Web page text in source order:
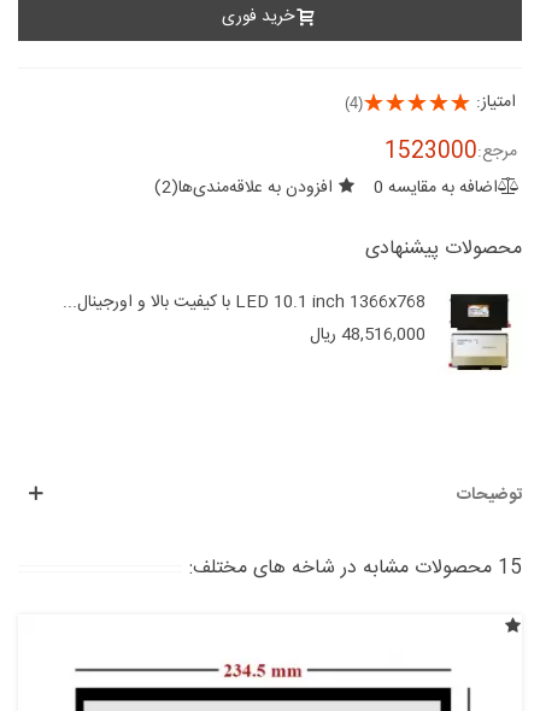
خرید فوری
امتیاز: (4)
مرجع:1523000
اضافه به مقایسه 0 افزودن به علاقه‌مندی‌ها(
2
)
محصولات پیشنهادی
LED 10.1 inch 1366x768 با کیفیت بالا و اورجینال...
48,516,000 ریال
توضیحات
15 محصولات مشابه در شاخه های مختلف: